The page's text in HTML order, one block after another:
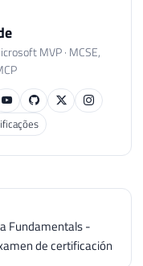
MVP · MCSE,
Fundamentals -
de certificación